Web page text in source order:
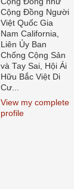
Cộng Đồng Người
Việt Quốc Gia
Nam California,
Liên Ủy Ban
Chống Cộng Sản
và Tay Sai, Hội Ái
Hữu Bắc Việt Di
Cư...
View my complete
profile